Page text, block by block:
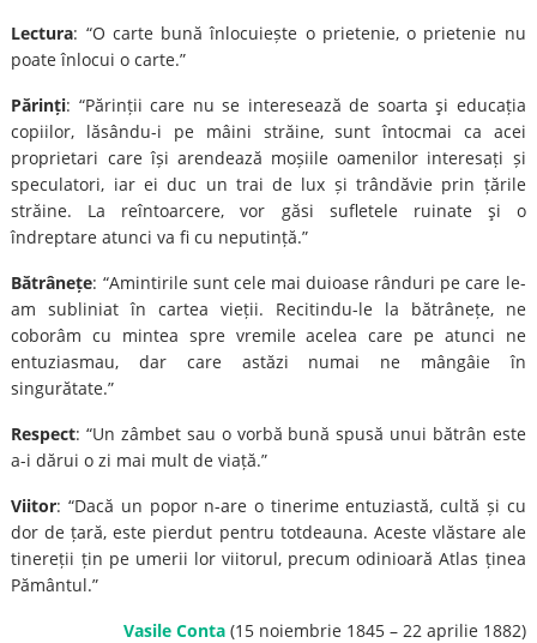
Lectura: “O carte bună înlocuiește o prietenie, o prietenie nu
poate înlocui o carte.”
Părinți: “Părinții care nu se interesează de soarta şi educația
copiilor, lăsându-i pe mâini străine, sunt întocmai ca acei
proprietari care își arendează moșiile oamenilor interesați și
speculatori, iar ei duc un trai de lux și trândăvie prin țările
străine. La reîntoarcere, vor găsi sufletele ruinate şi o
îndreptare atunci va fi cu neputință.”
Bătrânețe: “Amintirile sunt cele mai duioase rânduri pe care le-
am subliniat în cartea vieții. Recitindu-le la bătrânețe, ne
coborâm cu mintea spre vremile acelea care pe atunci ne
entuziasmau, dar care astăzi numai ne mângâie în
singurătate.”
Respect: “Un zâmbet sau o vorbă bună spusă unui bătrân este
a-i dărui o zi mai mult de viață.”
Viitor: “Dacă un popor n-are o tinerime entuziastă, cultă și cu
dor de țară, este pierdut pentru totdeauna. Aceste vlăstare ale
tinereții țin pe umerii lor viitorul, precum odinioară Atlas ținea
Pământul.”
Vasile Conta(15 noiembrie 1845 – 22 aprilie 1882)